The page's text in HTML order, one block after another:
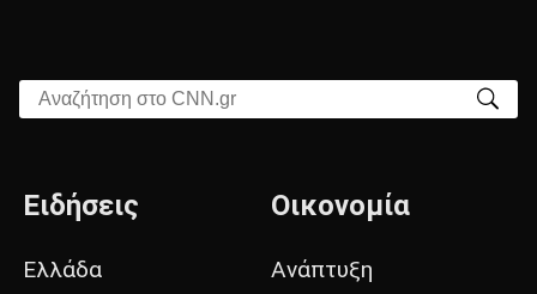
Αναζήτηση στο CNN.gr
Ειδήσεις
Ελλάδα
Οικονομία
Ανάπτυξη